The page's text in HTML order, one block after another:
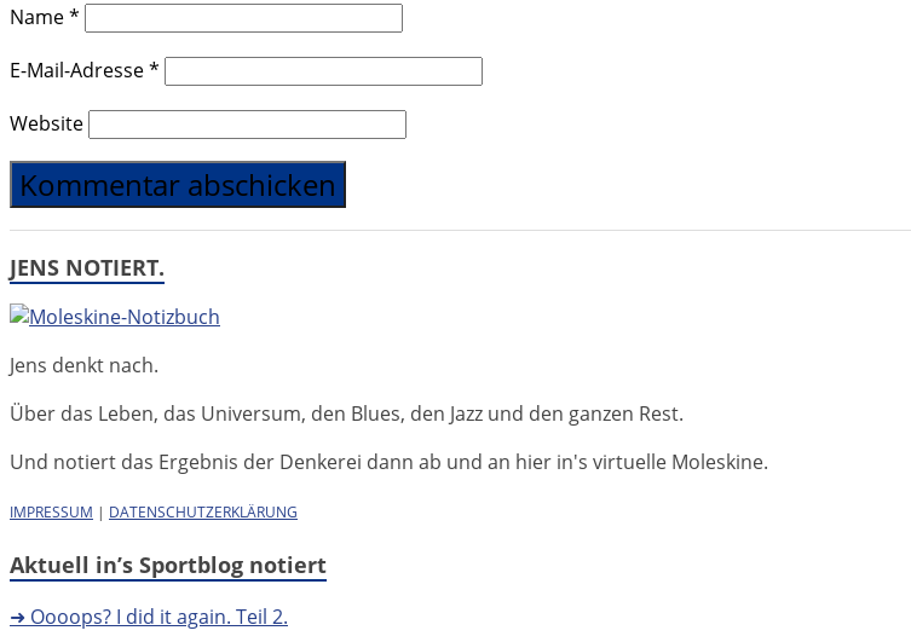
Name*
E-Mail-Adresse*
Website
JENS NOTIERT.
Jens denkt nach.
Über das Leben, das Universum, den Blues, den Jazz und den ganzen Rest.
Und notiert das Ergebnis der Denkerei dann ab und an hier in's virtuelle Moleskine.
IMPRESSUM | DATENSCHUTZERKLÄRUNG
Aktuell in’s Sportblog notiert
➜ Oooops? I did it again. Teil 2.